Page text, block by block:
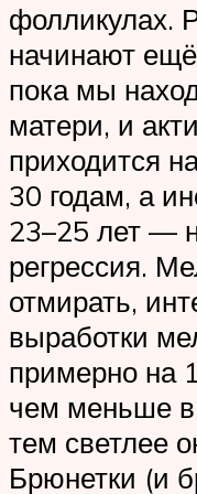
фолликулах.
начинают
пока мы
матери, и
приходится
30 годам, а
23–25 лет —
регрессия.
отмирать,
выработки
примерно на
чем меньше в
тем светлее
Брюнетки (и